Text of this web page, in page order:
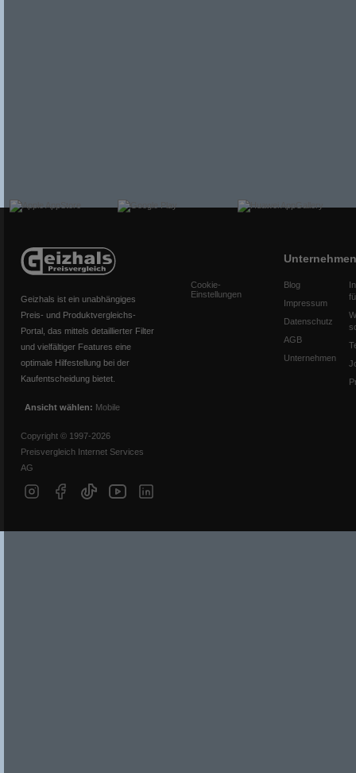
Geizhals ist ein unabhängiges
Preis- und Produktvergleichs-
Portal, das mittels detaillierter Filter
und vielfältiger Features eine
optimale Hilfestellung bei der
Kaufentscheidung bietet.
Ansicht wählen: Mobile
Copyright © 1997-2026
Preisvergleich Internet Services
AG
Cookie-
Einstellungen
Unternehmen
Blog
Impressum
Datenschutz
AGB
Unternehmen